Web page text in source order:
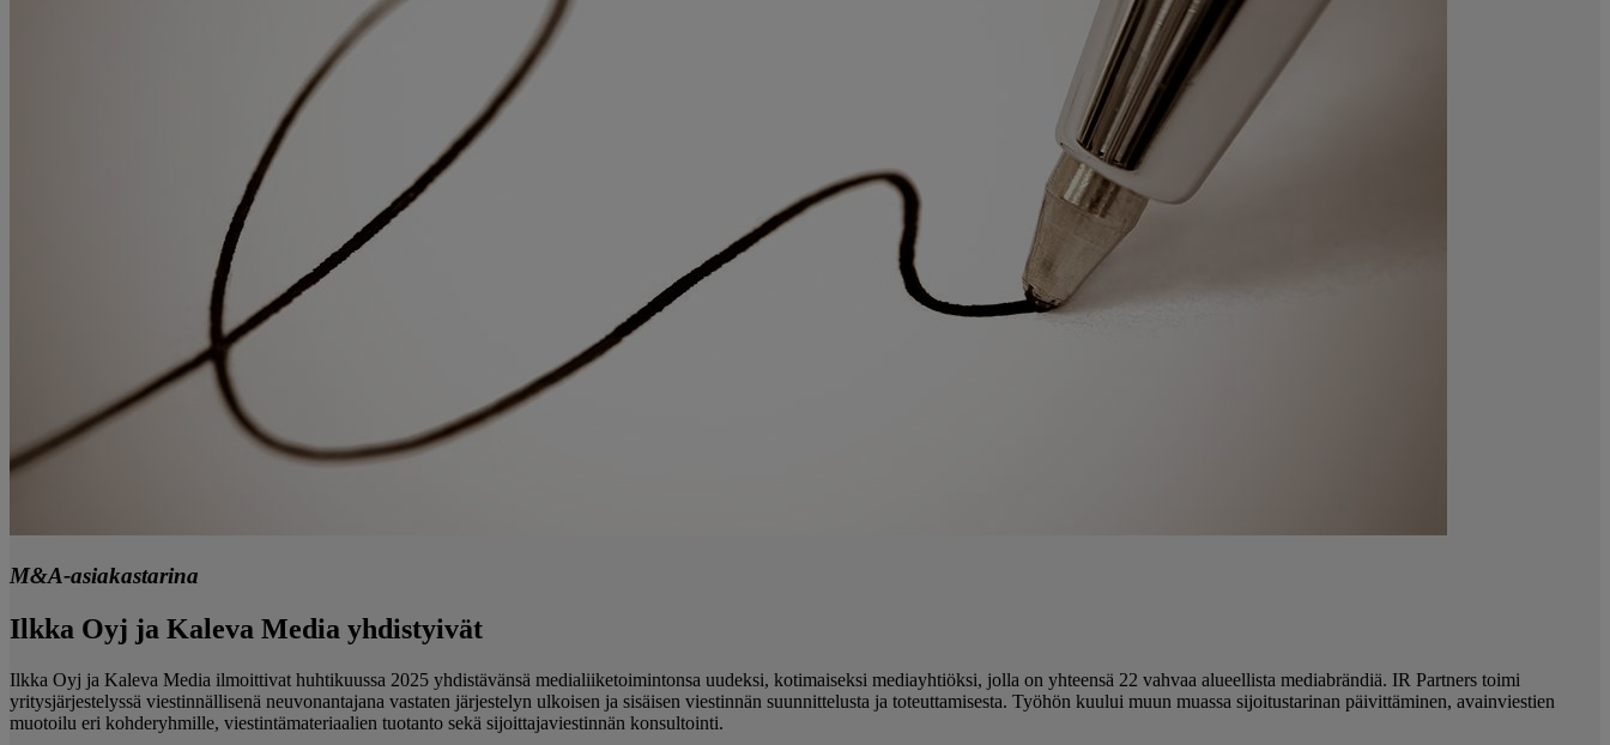
M&A-asiakastarina
Ilkka Oyj ja Kaleva Media yhdistyivät
Ilkka Oyj ja Kaleva Media ilmoittivat huhtikuussa 2025 yhdistävänsä medialiiketoimintonsa uudeksi, kotimaiseksi mediayhtiöksi, jolla on yhteensä 22 vahvaa alueellista mediabrändiä. IR Partners toimi
yritysjärjestelyssä viestinnällisenä neuvonantajana vastaten järjestelyn ulkoisen ja sisäisen viestinnän suunnittelusta ja toteuttamisesta. Työhön kuului muun muassa sijoitustarinan päivittäminen, avainviestien
muotoilu eri kohderyhmille, viestintämateriaalien tuotanto sekä sijoittajaviestinnän konsultointi.